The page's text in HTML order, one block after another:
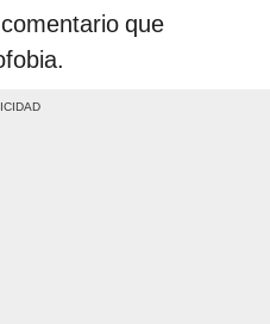
que